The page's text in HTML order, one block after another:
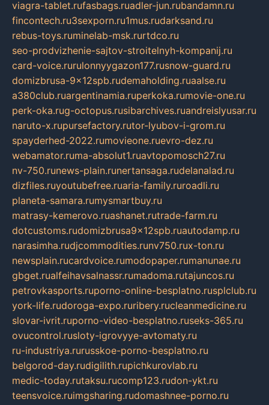
viagra-tablet.rufasbags.ruadler-jun.rubandamn.ru
fincontech.ru3sexporn.ru1mus.rudarksand.ru
rebus-toys.ruminelab-msk.rurtdco.ru
seo-prodvizhenie-sajtov-stroitelnyh-kompanij.ru
card-voice.rurulonnyygazon177.rusnow-guard.ru
domizbrusa-9x12spb.rudemaholding.ruaalse.ru
a380club.ruargentinamia.ruperkoka.rumovie-one.ru
perk-oka.rug-octopus.rusibarchives.ruandreislyusar.ru
naruto-x.rupursefactory.rutor-lyubov-i-grom.ru
spayderhed-2022.rumovieone.ruevro-dez.ru
webamator.ruma-absolut1.ruavtopomosch27.ru
nv-750.runews-plain.runertansaga.rudelanalad.ru
dizfiles.ruyoutubefree.ruaria-family.ruroadli.ru
planeta-samara.rumysmartbuy.ru
matrasy-kemerovo.ruashanet.rutrade-farm.ru
dotcustoms.rudomizbrusa9x12spb.ruautodamp.ru
narasimha.rudjcommodities.runv750.rux-ton.ru
newsplain.rucardvoice.rumodopaper.rumanunae.ru
gbget.rualfeihavsalnassr.rumadoma.rutajuncos.ru
petrovkasports.ruporno-online-besplatno.rusplclub.ru
york-life.rudoroga-expo.ruribery.rucleanmedicine.ru
slovar-ivrit.ruporno-video-besplatno.ruseks-365.ru
ovucontrol.rusloty-igrovyye-avtomaty.ru
ru-industriya.rurusskoe-porno-besplatno.ru
belgorod-day.rudigilith.rupichkurovlab.ru
medic-today.rutaksu.rucomp123.rudon-ykt.ru
teensvoice.ruimgsharing.rudomashnee-porno.ru